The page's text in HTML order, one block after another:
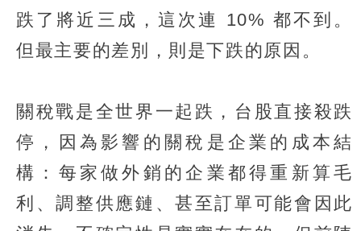
跌了將近三成，這次連 10% 都不到。
但最主要的差別，則是下跌的原因。
關稅戰是全世界一起跌，台股直接殺跌
停，因為影響的關稅是企業的成本結
構：每家做外銷的企業都得重新算毛
利、調整供應鏈、甚至訂單可能會因此